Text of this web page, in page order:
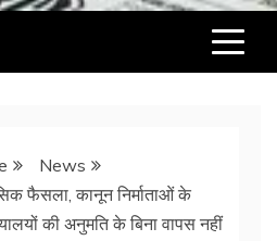
News
फैसला, कानून निर्माताओं के
की अनुमति के बिना वापस नहीं